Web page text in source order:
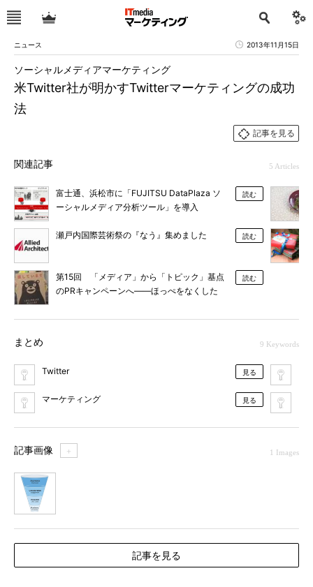
ニュース 2013年11月15日
米Twitter社が明かすTwitterマーケティングの成功
法
ソーシャルメディアマーケティング
記事を見る
関連記事 5 Articles
富士通、浜松市に「FUJITSU DataPlaza ソ
ーシャルメディア分析ツール」を導入
読む
瀬戸内国際芸術祭の『なう』集めました 読む
第15回 「メディア」から「トピック」基点
のPRキャンペーンへ――ほっぺをなくした
読む
まとめ 9 Keywords
Twitter 見る
マーケティング 見る
記事画像 ＋ 1 Images
記事を見る